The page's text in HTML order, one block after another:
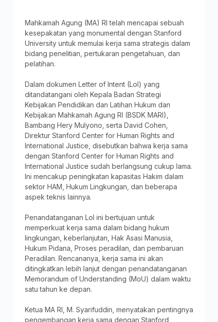
Mahkamah Agung (MA) RI telah mencapai sebuah
kesepakatan yang monumental dengan Stanford
University untuk memulai kerja sama strategis dalam
bidang penelitian, pertukaran pengetahuan, dan
pelatihan.
Dalam dokumen Letter of Intent (LoI) yang
ditandatangani oleh Kepala Badan Strategi
Kebijakan Pendidikan dan Latihan Hukum dan
Kebijakan Mahkamah Agung RI (BSDK MARI),
Bambang Hery Mulyono, serta David Cohen,
Direktur Stanford Center for Human Rights and
International Justice, disebutkan bahwa kerja sama
dengan Stanford Center for Human Rights and
International Justice sudah berlangsung cukup lama.
Ini mencakup peningkatan kapasitas Hakim dalam
sektor HAM, Hukum Lingkungan, dan beberapa
aspek teknis lainnya.
Penandatanganan LoI ini bertujuan untuk
memperkuat kerja sama dalam bidang hukum
lingkungan, keberlanjutan, Hak Asasi Manusia,
Hukum Pidana, Proses peradilan, dan pembaruan
Peradilan. Rencananya, kerja sama ini akan
ditingkatkan lebih lanjut dengan penandatanganan
Memorandum of Understanding (MoU) dalam waktu
satu tahun ke depan.
Ketua MA RI, M. Syarifuddin, menyatakan pentingnya
pengembangan kerja sama dengan Stanford